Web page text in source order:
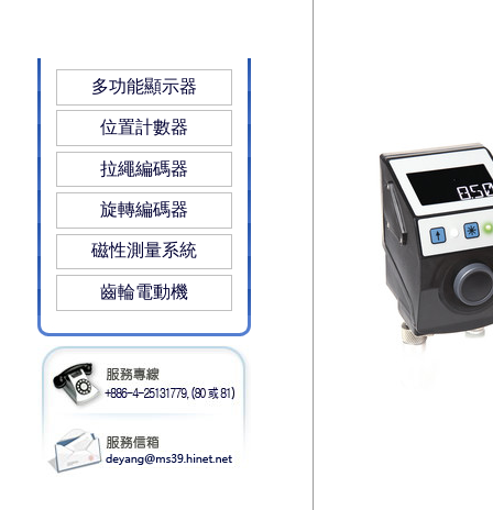
多功能顯示器
位置計數器
拉繩編碼器
旋轉編碼器
磁性測量系統
齒輪電動機